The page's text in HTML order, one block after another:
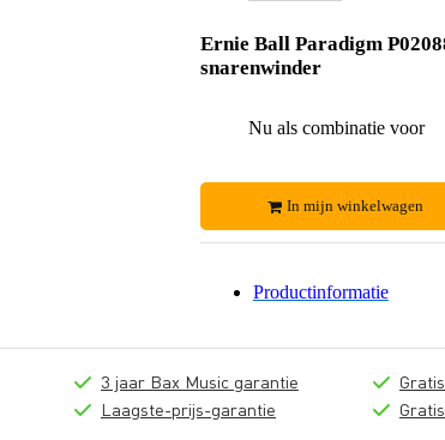
Ernie Ball Paradigm
snarenwinder
Nu als combinatie voor
In mijn winkelwagen
Productinformatie
3 jaar Bax Music garantie
Laagste-prijs-garantie